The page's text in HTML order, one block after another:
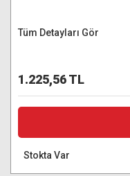
Tüm Detayları Gör
1.225,56 TL
Stokta Var